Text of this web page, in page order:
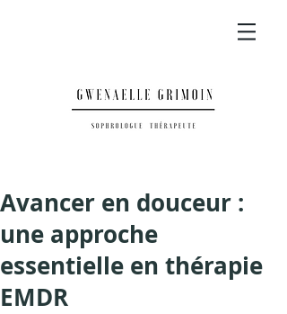
Avancer en douceur :
une approche
essentielle en thérapie
EMDR